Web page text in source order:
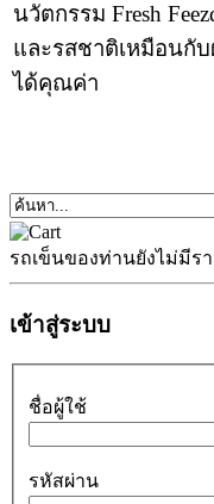
นวัตกรรม Fresh
และรสชาติเหมือนกั
ได้คุณค่า
รถเข็นของท่านยังไม่มีร
เข้าสู่ระบบ
ชื่อผู้ใช้
รหัสผ่าน